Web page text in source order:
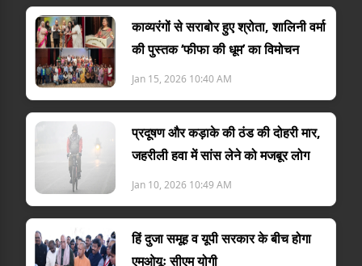
काव्यरंगों से सराबोर हुए श्रोता, शालिनी वर्मा
की पुस्तक ‘फीफा की धूम’ का विमोचन
Jan 15, 2026 10:40 AM
प्रदूषण और कड़ाके की ठंड की दोहरी मार,
जहरीली हवा में सांस लेने को मजबूर लोग
Jan 10, 2026 10:49 AM
हिं दुजा समूह व यूपी सरकार के बीच होगा
एमओयूः सीएम योगी